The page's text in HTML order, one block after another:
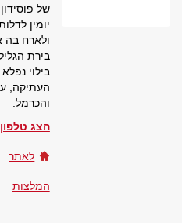
של
יומין
ולארח בה
בירת
בילוי
העתיקה,
והכרמל.
הצג טלפון
לאתר
המלצות